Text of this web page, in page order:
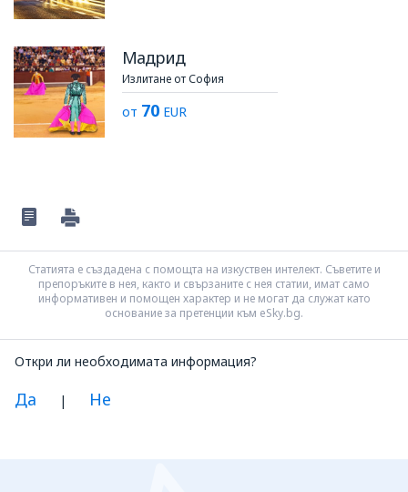
Мадрид
Излитане от София
от 70 EUR
Статията е създадена с помощта на изкуствен интелект. Съветите и
препоръките в нея, както и свързаните с нея статии, имат само
информативен и помощен характер и не могат да служат като
основание за претенции към eSky.bg.
Откри ли необходимата информация?
Да | Не